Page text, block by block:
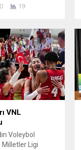
devam
devam
bir
Şadırvanlı Han
tarihi
0 19
VNL
Voleybol
Milletler Ligi